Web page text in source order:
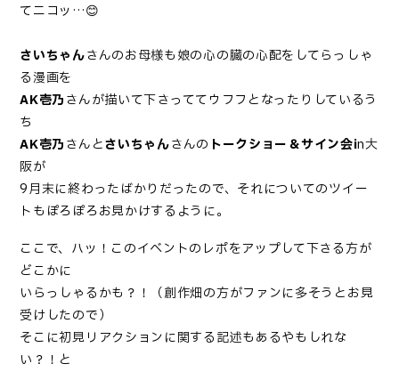
てニコッ…😊
さいちゃんさんのお母様も娘の心の臓の心配をしてらっしゃ
る漫画を
AK壱乃さんが描いて下さっててウフフとなったりしているう
ち
AK壱乃さんとさいちゃんさんの トークショー＆サイン会in大
阪が
9月末に終わったばかりだったので、それについてのツイー
トもぽろぽろお見かけするように。
ここで、ハッ！このイベントのレポをアップして下さる方が
どこかに
いらっしゃるかも？！（創作畑の方がファンに多そうとお見
受けしたので）
そこに初見リアクションに関する記述もあるやもしれな
い？！と